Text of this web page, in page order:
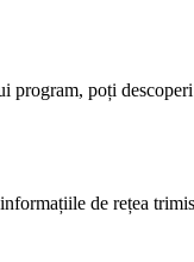
poți
de rețea